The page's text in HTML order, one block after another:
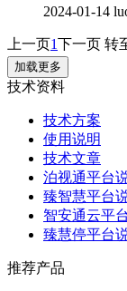
2024-01-14
上一页1下一页 转
加载更多
技术资料
技术方案
使用说明
技术文章
泊视通平台
臻智慧平台
智安通云平
臻慧停平台
推荐产品